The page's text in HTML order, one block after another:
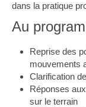
dans la pratique
Au
Reprise des
mouvements
Clarification
Réponses
sur le terrain